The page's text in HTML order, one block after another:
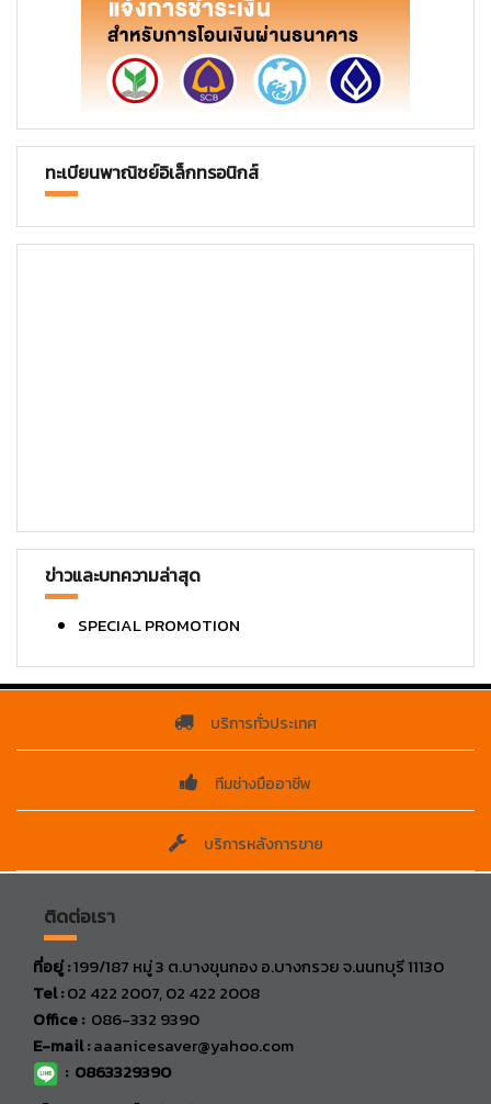
ทะเบียนพาณิชย์อิเล็กทรอนิกส์
ข่าวและบทความล่าสุด
SPECIAL PROMOTION
บริการทั่วประเทศ
ทีมช่างมืออาชีพ
บริการหลังการขาย
ติดต่อเรา
ที่อยู่ :199/187 หมู่ 3 ต.บางขุนกอง อ.บางกรวย จ.นนทบุรี 11130
Tel :02 422 2007, 02 422 2008
Office : 086-332 9390
E-mail :aaanicesaver@yahoo.com
: 0863329390